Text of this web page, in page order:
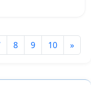
8 9 10 »